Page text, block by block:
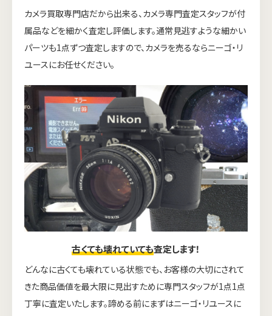
カメラ買取専門店だから出来る、カメラ専門査定スタッフが付
属品などを細かく査定し評価します。通常見逃すような細かい
パーツも1点ずつ査定しますので、カメラを売るならニーゴ・リ
ユースにお任せください。
古くても壊れていても査定します！
どんなに古くても壊れている状態でも、お客様の大切にされて
きた商品価値を最大限に見出すために専門スタッフが1点1点
丁寧に査定いたします。諦める前にまずはニーゴ・リユースに